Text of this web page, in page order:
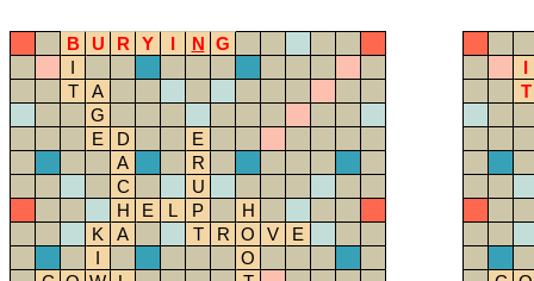
B U R Y I N G
I
T
A
G
E
D
E
A
R
C
U
H
E L P
H
K
A T R O V
E
I
O
I
T